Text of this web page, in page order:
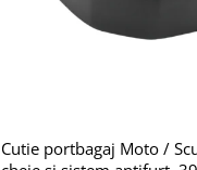
Cutie portbagaj Moto /